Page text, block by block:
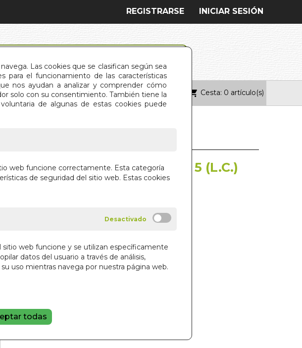
Las cookies que se clasifican según sea
para el funcionamiento de las características
nos ayudan a analizar y comprender cómo
solo con su consentimiento. También tiene la
de algunas de estas cookies puede
web funcione correctamente. Esta categoría
de seguridad del sitio web. Estas cookies
sitio web funcione y se utilizan específicamente
datos del usuario a través de análisis,
uso mientras navega por nuestra página web.
todas
INICIAR SESIÓN
REGISTRARSE
CONTACTO Cesta: 0 artículo(s)
DOCTRINA SECRETA. VOL 5 (L.C.)
25,00 €
Añadir a la cesta